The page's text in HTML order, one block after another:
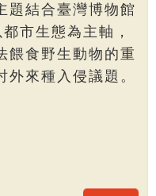
題結合臺灣博物館
市生態為主軸，
餵食野生動物的重
來種入侵議題。